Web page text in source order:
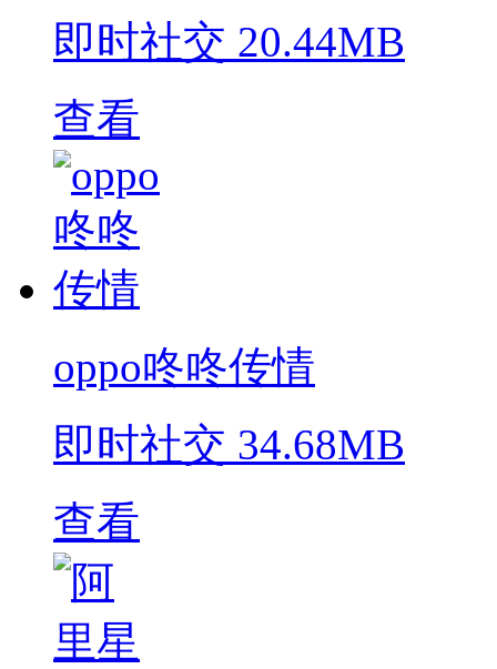
即时社交 20.44MB
查看
oppo咚咚传情
即时社交 34.68MB
查看